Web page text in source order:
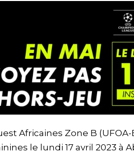
Africaines Zone B
le lundi 17 avril 2023 à